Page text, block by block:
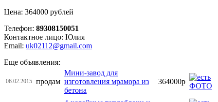
Цена: 364000 рублей
Телефон: 89308150051
Контактное лицо: Юлия
Email: uk02112@gmail.com
Еще объявления:
06.02.2015 продам
Мини-завод для
изготовления мрамора из
бетона
364000р